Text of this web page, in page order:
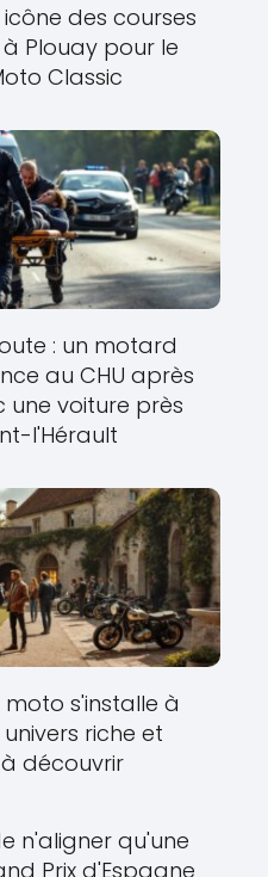
des courses
Plouay pour le
Classic
: un motard
au CHU après
une voiture près
l'Hérault
s'installe à
riche et
découvrir
n'aligner qu'une
Prix d'Espagne